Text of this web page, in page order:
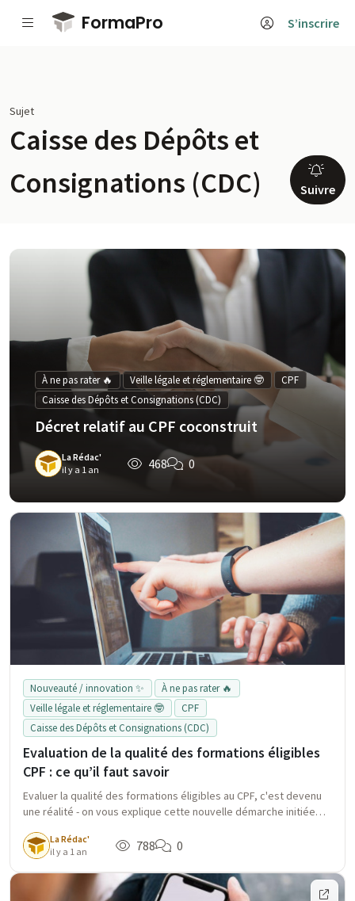
Passer au contenu principal
FormaPro S’inscrire
Sujet
Caisse des Dépôts et
Consignations (CDC)
Suivre
À ne pas rater 🔥 Veille légale et réglementaire 🤓
CPF
Caisse des Dépôts et Consignations (CDC)
Décret relatif au CPF coconstruit
La Rédac'
il y a 1 an
468 0
Nouveauté / innovation ✨
À ne pas rater 🔥
Veille légale et réglementaire 🤓
CPF
Caisse des Dépôts et Consignations (CDC)
Evaluation de la qualité des formations éligibles
CPF : ce qu’il faut savoir
Evaluer la qualité des formations éligibles au CPF, c'est devenu
une réalité - on vous explique cette nouvelle démarche initiée
La Rédac'
il y a 1 an
788 0